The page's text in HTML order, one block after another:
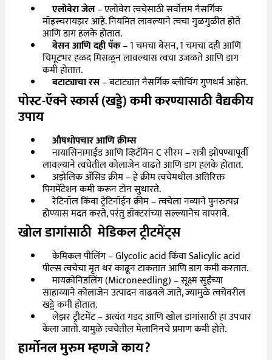
एलोवेरा जेल– एलोवेरा त्वचेसाठी सर्वोत्तम नैसर्गिक
मॉइस्चरायझर आहे. नियमित लावल्याने त्वचा गुळगुळीत होते
आणि डाग हलके होतात.
बेसन आणि दही पॅक– 1 चमचा बेसन, 1चमचा दही आणि
चिमूटभर हळद मिसळून लावल्यास त्वचा उजळते आणि डाग
कमी होतात.
बटाट्याचा रस– बटाट्यात नैसर्गिक ब्लीचिंग गुणधर्म आहेत.
पोस्ट-ऍक्ने स्कार्स (खड्डे) कमी करण्यासाठी वैद्यकीय
उपाय
औषधोपचार आणि क्रीम्स
नायासिनामाईड आणि व्हिटॅमिनCसीरम – रात्री झोपण्यापूर्वी
लावल्याने त्वचेतील कोलाजेन वाढते आणि डाग हलके होतात.
अझेलिक ॲसिड क्रीम – हे क्रीम त्वचेमधील अतिरिक्त
पिगमेंटेशन कमी करून टोन सुधारते.
रेटिनॉल किंवा ट्रेटिनॉईन क्रीम – त्वचेला नव्याने पुनरुत्पन्न
होण्यास मदत करते,परंतु डॉक्टरांच्या सल्ल्यानेच वापरावे.
खोल डागांसाठी मेडिकल ट्रीटमेंट्स
केमिकल पीलिंग –Glycolic acidकिंवाSalicylic acid
पील्स त्वचेचा मृत थर काढून टाकतात आणि डाग कमी करतात.
मायक्रोनिडलिंग (Microneedling) –सूक्ष्म सुईंच्या
साहाय्याने कोलाजेन उत्पादन वाढवले जाते,ज्यामुळे त्वचेवरील
खड्डे कमी होतात.
लेझर ट्रीटमेंट – अत्यंत गडद आणि खोल डागांसाठी हा उपचार
केला जातो. यामुळे त्वचेतील मेलानिनचे प्रमाण कमी होते.
हार्मोनल मुरुम म्हणजे काय?